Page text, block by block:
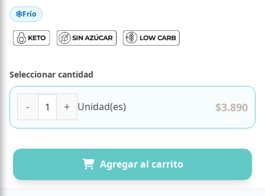
Frío
Seleccionar cantidad
Unidad(es) $3.890
Agregar al carrito